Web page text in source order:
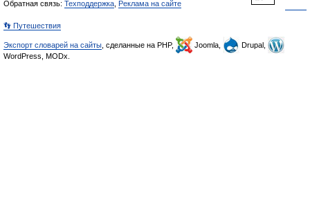
Обратная связь: Техподдержка Реклама на сайте
👣 Путешествия
Экспорт словарей на сайты , сделанные на PHP, Joomla,
Drupal,
WordPress, MODx.